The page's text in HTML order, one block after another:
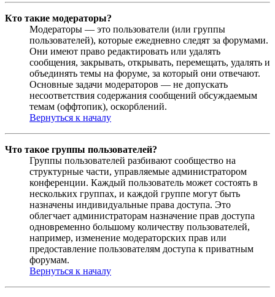
Кто такие модераторы?
Модераторы — это пользователи (или группы
пользователей), которые ежедневно следят за форумами.
Они имеют право редактировать или удалять
сообщения, закрывать, открывать, перемещать, удалять и
объединять темы на форуме, за который они отвечают.
Основные задачи модераторов — не допускать
несоответствия содержания сообщений обсуждаемым
темам (оффтопик), оскорблений.
Вернуться к началу
Что такое группы пользователей?
Группы пользователей разбивают сообщество на
структурные части, управляемые администратором
конференции. Каждый пользователь может состоять в
нескольких группах, и каждой группе могут быть
назначены индивидуальные права доступа. Это
облегчает администраторам назначение прав доступа
одновременно большому количеству пользователей,
например, изменение модераторских прав или
предоставление пользователям доступа к приватным
форумам.
Вернуться к началу